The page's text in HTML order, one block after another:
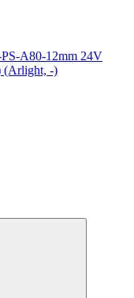
A80-12mm 24V
(Arlight, -)